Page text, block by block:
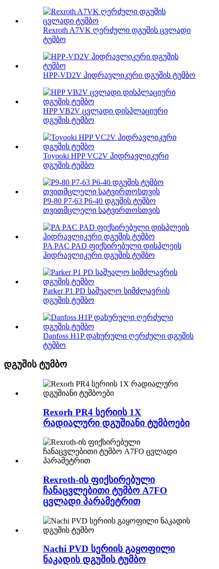
Rexroth A7VK ღერძული დგუშის ცვლადი
ტუმბო
HPP-VD2V ჰიდრავლიკური დგუშის ტუმბო
HPP VB2V ცვლადი დისპლაციური
დგუშის ტუმბო
Toyooki HPP VC2V ჰიდრავლიკური
დგუშის ტუმბო
P9-80 P7-63 P6-40 დგუშის ტუმბო
თვითმცლელი სატვირთოსთვის
PA PAC PAD ფიქსირებული დისპლეის
ჰიდრავლიკური დგუშის ტუმბო
Parker P1 PD საშუალო სიმძლავრის
დგუშის ტუმბო
Danfoss H1P დახურული ღერძული დგუშის
ტუმბო
დგუშის ტუმბო
Rexorh PR4 სერიის 1X
რადიალური დგუშიანი ტუმბოები
Rexroth-ის ფიქსირებული
ჩანაცვლებითი ტუმბო A7FO
ცვლადი პარამეტრით
Nachi PVD სერიის გაყოფილი
ნაკადის დგუშის ტუმბო